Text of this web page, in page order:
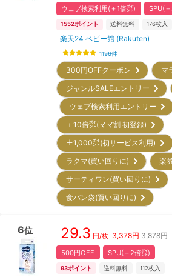
ウェブ検索利用(＋1倍㌽)
SPU(
1552ポイント 送料無料 176枚入
楽天24 ベビー館 (Rakuten)
1196件
300円OFFクーポン
マ
ジャンルSALEエントリー
ウェブ検索利用エントリー
＋10倍㌽(ママ割 初登録)
＋1,000㌽(初サービス利用)
ラクマ(買い回りに)
楽
サーティワン(買い回りに)
食パン袋(買い回りに)
6位 29.3 円/枚 3,378円 3,878円
500円OFF SPU(＋2倍㌽)
93ポイント 送料無料 112枚入